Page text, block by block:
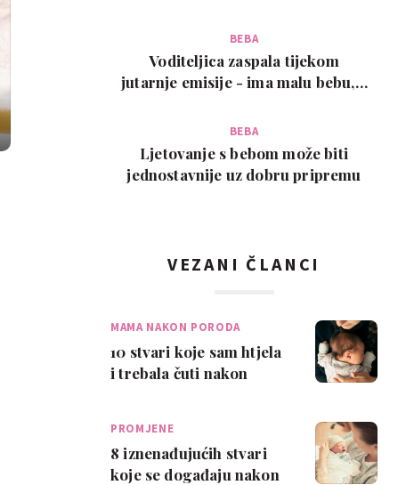
BEBA
Voditeljica zaspala tijekom
jutarnje emisije - ima malu bebu, a
BEBA
Ljetovanje s bebom može biti
jednostavnije uz dobru pripremu
VEZANI ČLANCI
MAMA NAKON PORODA
10 stvari koje sam htjela
i trebala čuti nakon
PROMJENE
8 iznenađujućih stvari
koje se događaju nakon